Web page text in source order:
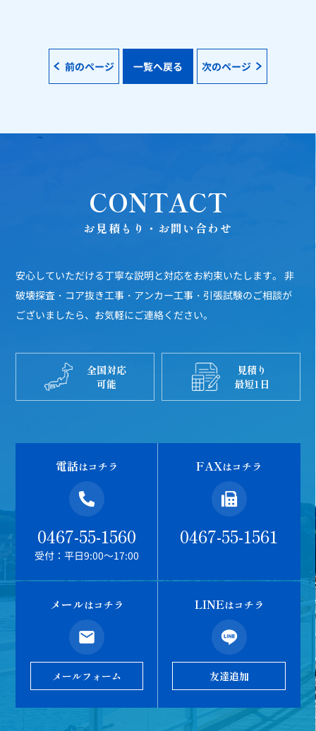
前のページ 一覧へ戻る 次のページ
CONTACT
お見積もり・お問い合わせ
安心していただける丁寧な説明と対応をお約束いたします。
非
破壊探査・コア抜き工事・アンカー工事・引張試験のご相談が
ございましたら、お気軽にご連絡ください。
全国対応
可能
見積り
最短1日
電話はコチラ
0467-55-1560
受付：平日9:00～17:00
FAXはコチラ
0467-55-1561
メールはコチラ
メールフォーム
LINEはコチラ
友達追加